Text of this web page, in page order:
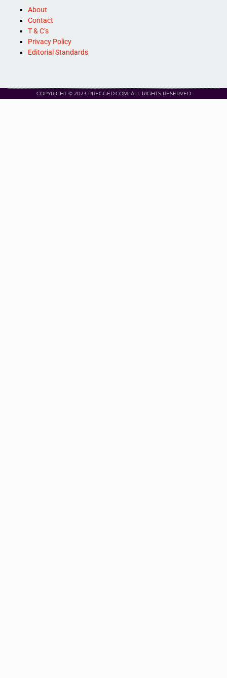
About
Contact
T & C’s
Privacy Policy
Editorial Standards
COPYRIGHT © 2023 PREGGED.COM. ALL RIGHTS RESERVED